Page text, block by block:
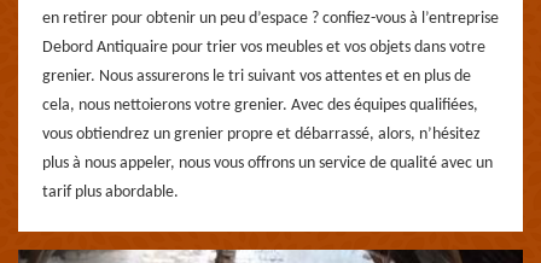
en retirer pour obtenir un peu d’espace ? confiez-vous à l’entreprise
Debord Antiquaire pour trier vos meubles et vos objets dans votre
grenier. Nous assurerons le tri suivant vos attentes et en plus de
cela, nous nettoierons votre grenier. Avec des équipes qualifiées,
vous obtiendrez un grenier propre et débarrassé, alors, n’hésitez
plus à nous appeler, nous vous offrons un service de qualité avec un
tarif plus abordable.